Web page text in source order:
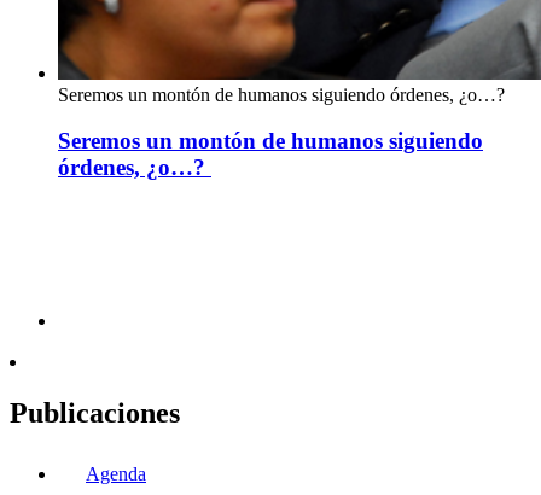
Seremos un montón de humanos siguiendo órdenes, ¿o…?
Seremos un montón de humanos siguiendo
órdenes, ¿o…?
Publicaciones
Agenda